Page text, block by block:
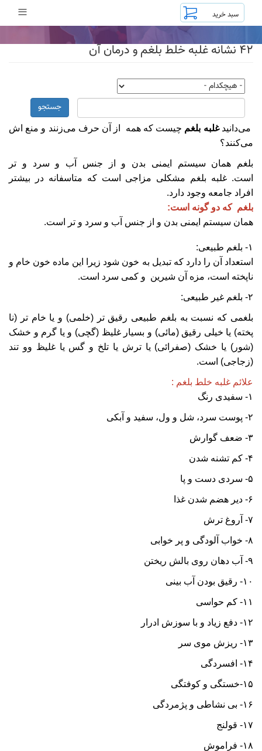
محتوای
≡
۴۲ نشانه غلبه خلط بلغم و درمان آن
جستجو
می‌دانید غلبه بلغم چیست که همه از آن حرف می‌زنند و منع اش
می‌کنند؟
بلغم همان سيستم ايمنی بدن و از جنس آب و سرد و تر
است. غلبه بلغم مشکلی مزاجی است که متاسفانه در بیشتر
افراد جامعه وجود دارد.
بلغم که دو گونه است:
همان سیستم ایمنی بدن و از جنس آب و سرد و تر است.
۱- بلغم طبیعی:
استعداد آن را دارد که تبدیل به خون شود زیرا این ماده خون خام و
ناپخته است، مزه آن شیرین و کمی سرد است.
۲- بلغم غیر طبیعی:
بلغمی که نسبت به بلغم طبیعی رقیق تر (خلمی) و یا خام تر (نا
پخته) یا خیلی رقیق (مائی) و بسیار غلیظ (گچی) و یا گرم و خشک
(شور) یا خشک (صفرائی) یا ترش یا تلخ و گس یا غلیظ وو تند
(زجاجی) است.
علائم غلبه خلط بلغم :
۱- سفیدی رنگ
۲- پوست سرد، شل و ول، سفید و آبکی
۳- ضعف گوارش
۴- کم تشنه شدن
۵- سردی دست و پا
۶- دیر هضم شدن غذا
۷- آروغ ترش
۸- خواب آلودگی و پر خوابی
۹- آب دهان روی بالش ریختن
۱۰- رقیق بودن آب بینی
۱۱- کم حواسی
۱۲- دفع زیاد و با سوزش ادرار
۱۳- ریزش موی سر
۱۴- افسردگی
۱۵-خستگی و کوفتگی
۱۶- بی نشاطی و پژمردگی
۱۷- قولنج
۱۸- فراموش